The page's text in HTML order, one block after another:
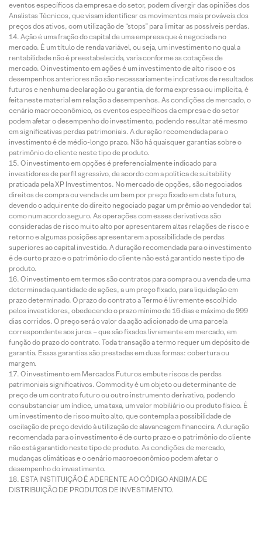
eventos específicos da empresa e do setor, podem divergir das opiniões dos
Analistas Técnicos, que visam identificar os movimentos mais prováveis dos
preços dos ativos, com utilização de “stops” para limitar as possíveis perdas.
Ação é uma fração do capital de uma empresa que é negociada no
mercado. É um título de renda variável, ou seja, um investimento no qual a
rentabilidade não é preestabelecida, varia conforme as cotações de
mercado. O investimento em ações é um investimento de alto risco e os
desempenhos anteriores não são necessariamente indicativos de resultados
futuros e nenhuma declaração ou garantia, de forma expressa ou implícita, é
feita neste material em relação a desempenhos. As condições de mercado, o
cenário macroeconômico, os eventos específicos da empresa e do setor
podem afetar o desempenho do investimento, podendo resultar até mesmo
em significativas perdas patrimoniais. A duração recomendada para o
investimento é de médio-longo prazo. Não há quaisquer garantias sobre o
patrimônio do cliente neste tipo de produto.
O investimento em opções é preferencialmente indicado para
investidores de perfil agressivo, de acordo com a política de suitability
praticada pela XP Investimentos. No mercado de opções, são negociados
direitos de compra ou venda de um bem por preço fixado em data futura,
devendo o adquirente do direito negociado pagar um prêmio ao vendedor tal
como num acordo seguro. As operações com esses derivativos são
consideradas de risco muito alto por apresentarem altas relações de risco e
retorno e algumas posições apresentarem a possibilidade de perdas
superiores ao capital investido. A duração recomendada para o investimento
é de curto prazo e o patrimônio do cliente não está garantido neste tipo de
produto.
O investimento em termos são contratos para compra ou a venda de uma
determinada quantidade de ações, a um preço fixado, para liquidação em
prazo determinado. O prazo do contrato a Termo é livremente escolhido
pelos investidores, obedecendo o prazo mínimo de 16 dias e máximo de 999
dias corridos. O preço será o valor da ação adicionado de uma parcela
correspondente aos juros – que são fixados livremente em mercado, em
função do prazo do contrato. Toda transação a termo requer um depósito de
garantia. Essas garantias são prestadas em duas formas: cobertura ou
margem.
O investimento em Mercados Futuros embute riscos de perdas
patrimoniais significativos. Commodity é um objeto ou determinante de
preço de um contrato futuro ou outro instrumento derivativo, podendo
consubstanciar um índice, uma taxa, um valor mobiliário ou produto físico. É
um investimento de risco muito alto, que contempla a possibilidade de
oscilação de preço devido à utilização de alavancagem financeira. A duração
recomendada para o investimento é de curto prazo e o patrimônio do cliente
não está garantido neste tipo de produto. As condições de mercado,
mudanças climáticas e o cenário macroeconômico podem afetar o
desempenho do investimento.
ESTA INSTITUIÇÃO É ADERENTE AO CÓDIGO ANBIMA DE
DISTRIBUIÇÃO DE PRODUTOS DE INVESTIMENTO.